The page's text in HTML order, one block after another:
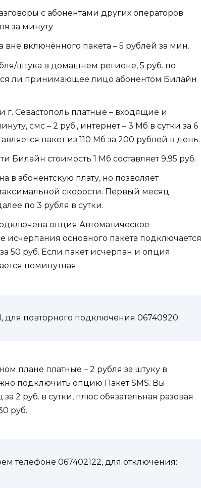
с абонентами других операторов
за минуту
включённого пакета – 5 рублей за мин.
штука в домашнем регионе, 5 руб. по
ли принимающее лицо абонентом Билайн
Севастополь платные – входящие и
смс – 2 руб., интернет – 3 Мб в сутки за 6
пакет из 110 Мб за 200 рублей в день.
Билайн стоимость 1 Мб составляет 9,95 руб.
в абонентскую плату, но позволяет
скорости. Первый месяц
по 3 рубля в сутки.
опция Автоматическое
исчерпания основного пакета подключается
50 руб. Если пакет исчерпан и опция
поминутная.
, для повторного подключения 06740920.
плане платные – 2 рубля за штуку в
подключить опцию Пакет SMS. Вы
2 руб. в сутки, плюс обязательная разовая
руб.
телефоне 067402122, для отключения: